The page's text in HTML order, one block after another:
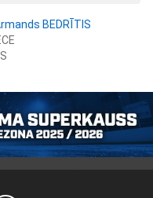
BEDRĪTIS